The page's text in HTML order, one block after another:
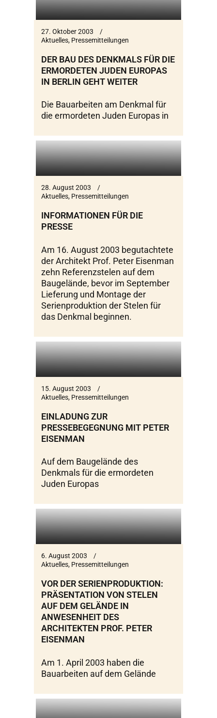
27. Oktober 2003
Aktuelles, Pressemitteilungen
DER BAU DES DENKMALS FÜR DIE
ERMORDETEN JUDEN EUROPAS
IN BERLIN GEHT WEITER
Die Bauarbeiten am Denkmal für
die ermordeten Juden Europas in
28. August 2003
Aktuelles, Pressemitteilungen
INFORMATIONEN FÜR DIE
PRESSE
Am 16. August 2003 begutachtete
der Architekt Prof. Peter Eisenman
zehn Referenzstelen auf dem
Baugelände, bevor im September
Lieferung und Montage der
Serienproduktion der Stelen für
das Denkmal beginnen.
15. August 2003
Aktuelles, Pressemitteilungen
EINLADUNG ZUR
PRESSEBEGEGNUNG MIT PETER
EISENMAN
Auf dem Baugelände des
Denkmals für die ermordeten
Juden Europas
6. August 2003
Aktuelles, Pressemitteilungen
VOR DER SERIENPRODUKTION:
PRÄSENTATION VON STELEN
AUF DEM GELÄNDE IN
ANWESENHEIT DES
ARCHITEKTEN PROF. PETER
EISENMAN
Am 1. April 2003 haben die
Bauarbeiten auf dem Gelände